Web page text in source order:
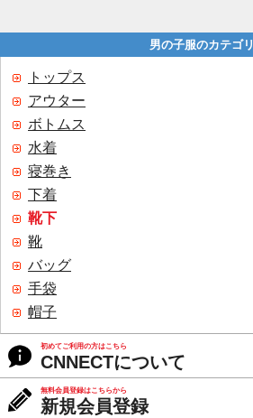
男の子服のカテゴリ
トップス
アウター
ボトムス
水着
寝巻き
下着
靴下
靴
バッグ
手袋
帽子
初めてご利用の方はこちら
CNNECTについて
無料会員登録はこちらから
新規会員登録